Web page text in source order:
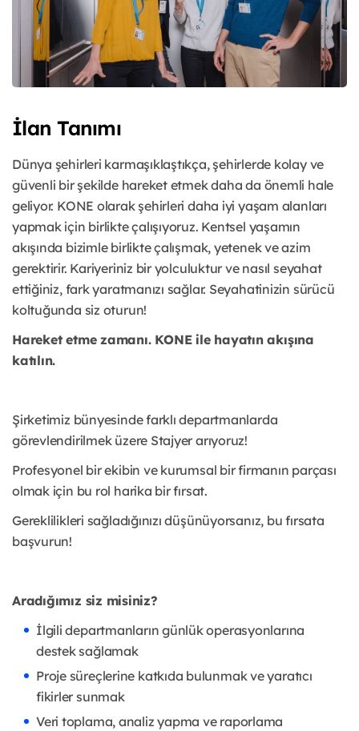
İlan Tanımı
Dünya şehirleri karmaşıklaştıkça, şehirlerde kolay ve
güvenli bir şekilde hareket etmek daha da önemli hale
geliyor. KONE olarak şehirleri daha iyi yaşam alanları
yapmak için birlikte çalışıyoruz. Kentsel yaşamın
akışında bizimle birlikte çalışmak, yetenek ve azim
gerektirir. Kariyeriniz bir yolculuktur ve nasıl seyahat
ettiğiniz, fark yaratmanızı sağlar. Seyahatinizin sürücü
koltuğunda siz oturun!
Hareket etme zamanı. KONE ile hayatın akışına
katılın.
Şirketimiz bünyesinde farklı departmanlarda
görevlendirilmek üzere Stajyer arıyoruz!
Profesyonel bir ekibin ve kurumsal bir firmanın parçası
olmak için bu rol harika bir fırsat.
Gereklilikleri sağladığınızı düşünüyorsanız, bu fırsata
başvurun!
Aradığımız siz misiniz?
İlgili departmanların günlük operasyonlarına
destek sağlamak
Proje süreçlerine katkıda bulunmak ve yaratıcı
fikirler sunmak
Veri toplama, analiz yapma ve raporlama